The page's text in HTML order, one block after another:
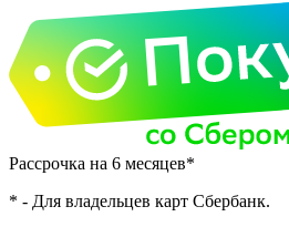
Рассрочка на 6 месяцев*
* - Для владельцев карт Сбербанк.